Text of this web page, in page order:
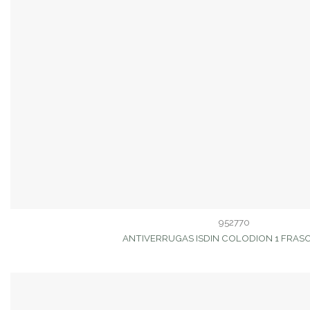
952770
ANTIVERRUGAS ISDIN COLODION 1